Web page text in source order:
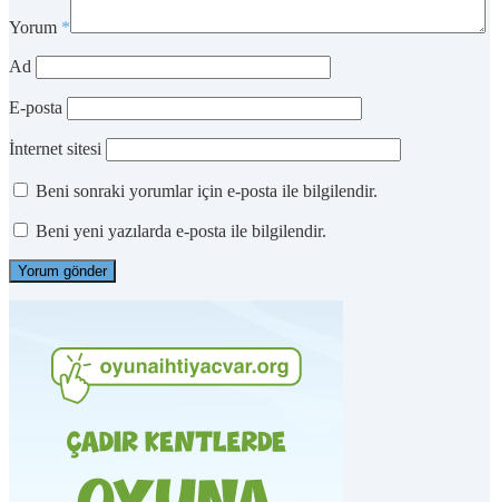
Yorum *
Ad
E-posta
İnternet sitesi
Beni sonraki yorumlar için e-posta ile bilgilendir.
Beni yeni yazılarda e-posta ile bilgilendir.